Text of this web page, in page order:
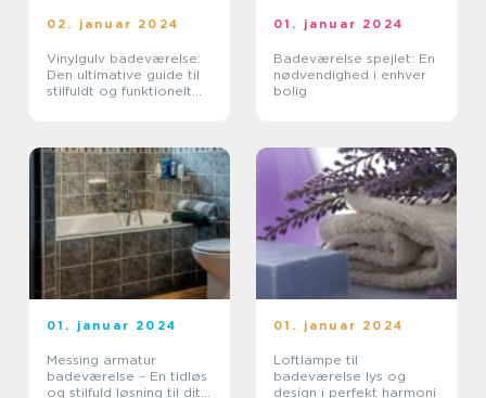
02. januar 2024
Vinylgulv badeværelse:
Den ultimative guide til
stilfuldt og funktionelt
01. januar 2024
Badeværelse spejlet: En
nødvendighed i enhver
bolig
01. januar 2024
Messing armatur
badeværelse – En tidløs
og stilfuld løsning til dit
01. januar 2024
Loftlampe til
badeværelse lys og
design i perfekt harmoni